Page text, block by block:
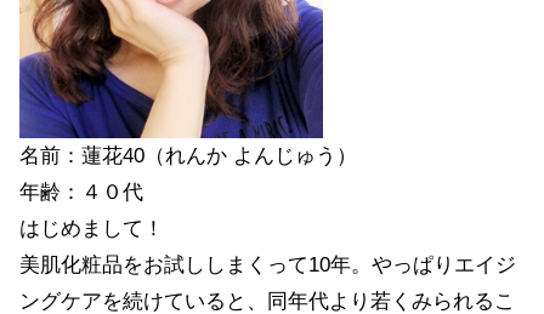
名前：蓮花40（れんか よんじゅう）
年齢：４０代
はじめまして！
美肌化粧品をお試ししまくって10年。やっぱりエイジ
ングケアを続けていると、同年代より若くみられるこ